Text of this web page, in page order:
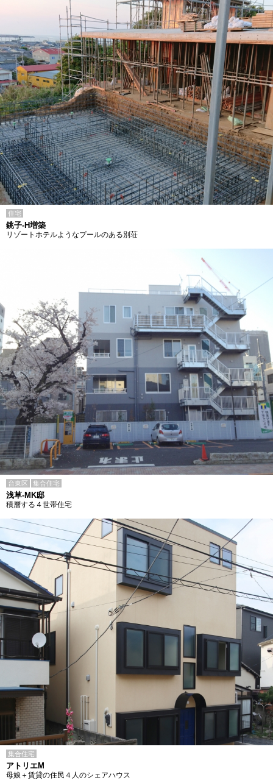
住宅
銚子-H増築
リゾートホテルようなプールのある別荘
台東区 集合住宅
浅草-MK邸
積層する４世帯住宅
集合住宅
アトリエM
母娘＋賃貸の住民４人のシェアハウス